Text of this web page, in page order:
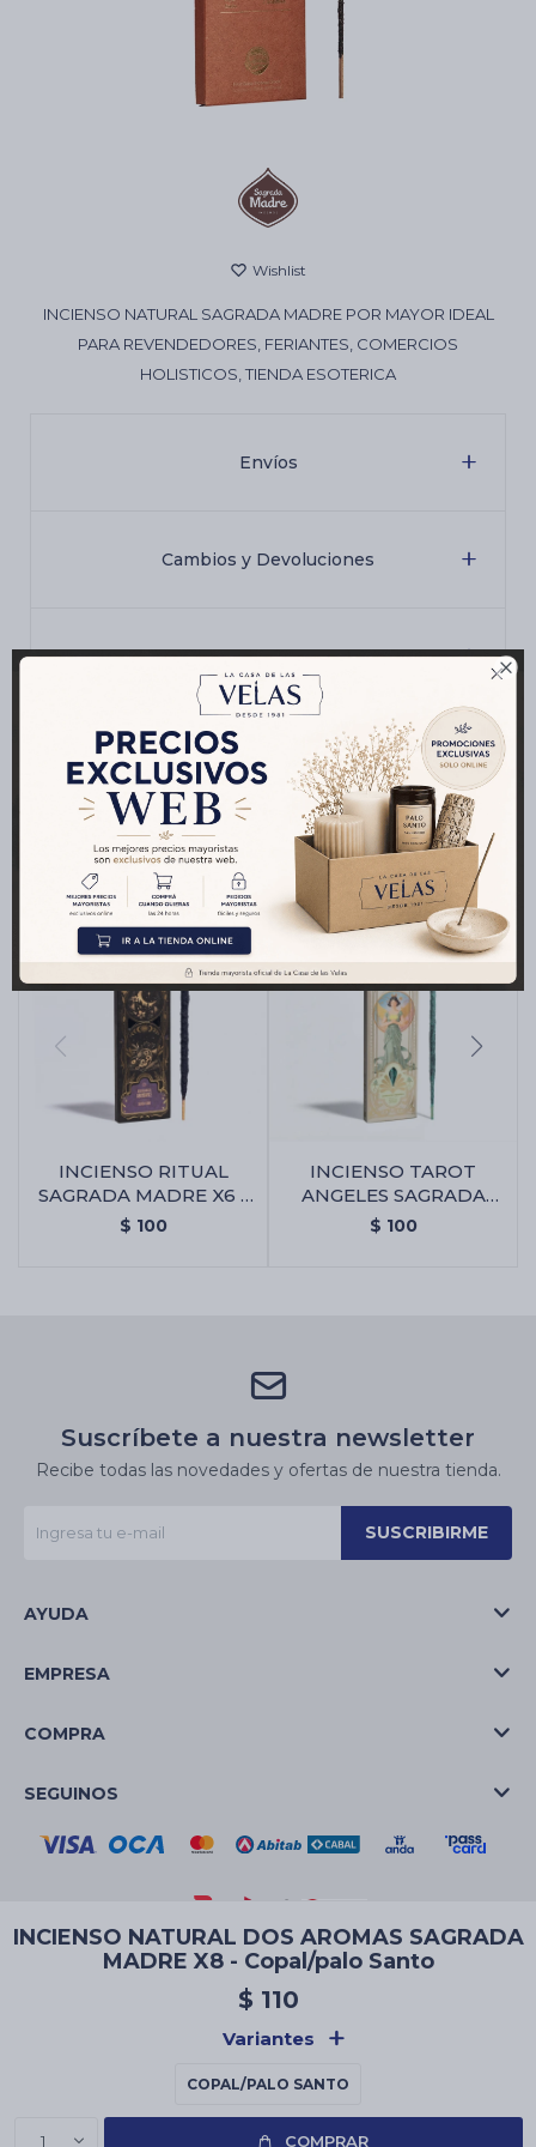

INCIENSO NATURAL DOS AROMAS SAGRADA
MADRE X8 - Copal/palo Santo
$ 110
Variantes
COPAL/PALO SANTO
1 COMPRAR
INCIENSO NATURAL SAGRADA MADRE POR MAYOR IDEAL
PARA REVENDEDORES, FERIANTES, COMERCIOS
HOLISTICOS, TIENDA ESOTERICA
Envíos
Cambios y Devoluciones
Medios de pago
Productos que te pueden interesar
INCIENSO RITUAL
SAGRADA MADRE X6 -
Abundancia
$ 100
INCIENSO TAROT
ANGELES SAGRADA
MADRE - Bayas De
$ 100
Suscríbete a nuestra newsletter
Recibe todas las novedades y ofertas de nuestra tienda.
SUSCRIBIRME
AYUDA
EMPRESA
COMPRA
SEGUINOS
© Copyright 2026 / La Casa de las Velas